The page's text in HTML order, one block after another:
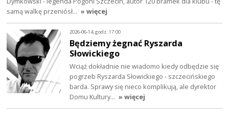
samą walkę przeniósł… » więcej
2026-06-14, godz. 17:00
Będziemy żegnać Ryszarda
Słowickiego
Wciąż dokładnie nie wiadomo kiedy odbędzie się
pogrzeb Ryszarda Słowickiego - szczecińskiego
barda. Sprawy się nieco komplikują, ale dyrektor
Domu Kultury… » więcej